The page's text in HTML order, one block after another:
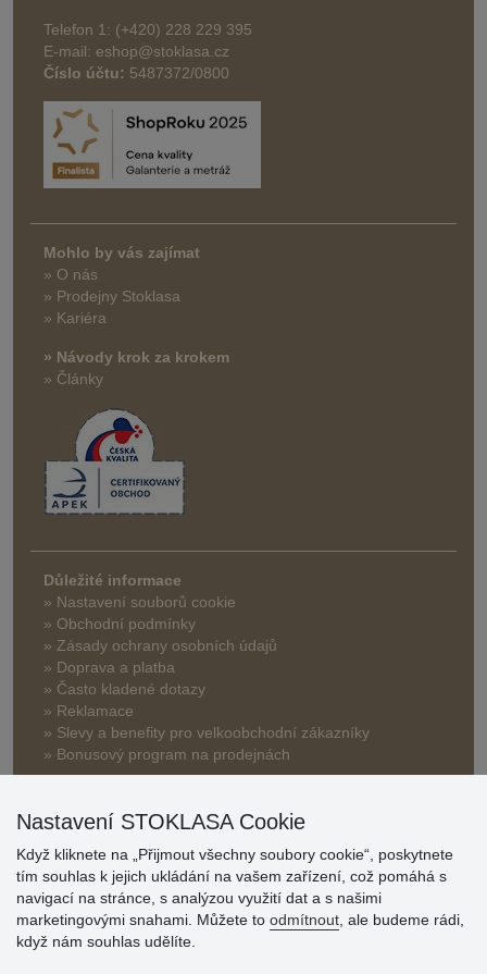
Telefon 1: (+420) 228 229 395
E-mail: eshop@stoklasa.cz
Číslo účtu: 5487372/0800
Mohlo by vás zajímat
» O nás
» Prodejny Stoklasa
» Kariéra
» Návody krok za krokem
» Články
Důležité informace
» Nastavení souborů cookie
» Obchodní podmínky
» Zásady ochrany osobních údajů
» Doprava a platba
» Často kladené dotazy
» Reklamace
» Slevy a benefity pro velkoobchodní zákazníky
» Bonusový program na prodejnách
Hodnocení
zákazníků
Nastavení STOKLASA Cookie
Když kliknete na „Přijmout všechny soubory cookie“, poskytnete
tím souhlas k jejich ukládání na vašem zařízení, což pomáhá s
navigací na stránce, s analýzou využití dat a s našimi
marketingovými snahami. Můžete to odmítnout , ale budeme rádi,
když nám souhlas udělíte.